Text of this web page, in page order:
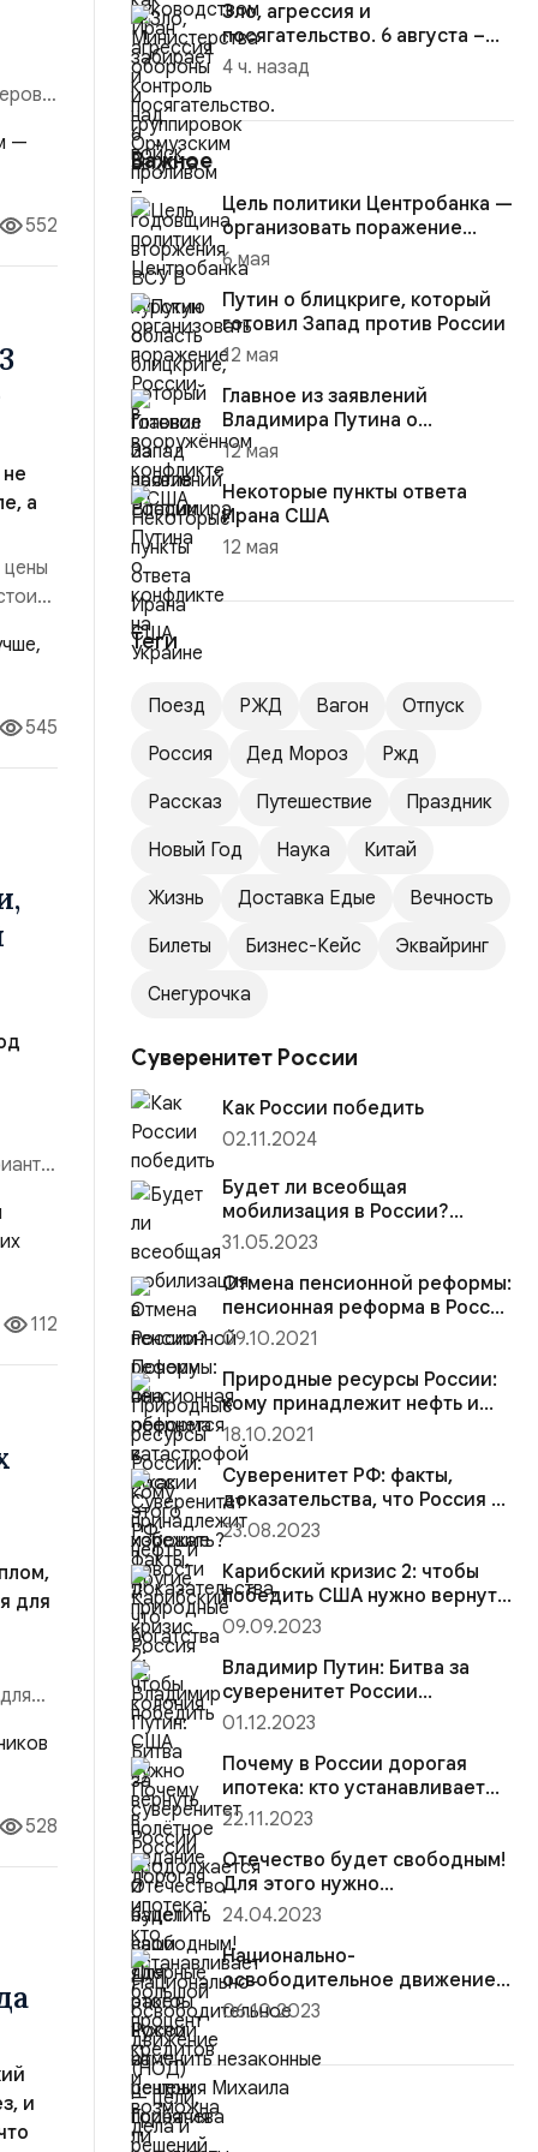
552
а
цены
545
112
для
528
и
Зло, агрессия и
посягательство. 6 августа –
годовщина вторжения ВСУ В
курску...
4 ч. назад
Важное
Цель политики Центробанка —
организовать поражение
России в вооружённом
конфликте с США
6 мая
Путин о блицкриге, который
готовил Запад против России
12 мая
Главное из заявлений
Владимира Путина о
конфликте на Украине
12 мая
Некоторые пункты ответа
Ирана США
12 мая
Теги
Поезд РЖД Вагон
Отпуск
Россия
Дед Мороз
Ржд
Рассказ
Путешествие
Праздник
Новый Год
Наука
Китай
Жизнь
Доставка Едые
Вечность
Билеты
Бизнес-Кейс
Эквайринг
Снегурочка
Суверенитет России
Как России победить
02.11.2024
Будет ли всеобщая
мобилизация в России?
Почему она обернется
избежать?
31.05.2023
Отмена пенсионной реформы:
пенсионная реформа в России
— хорошие новости
09.10.2021
Природные ресурсы России:
кому принадлежит нефть и
другие природные богатства
18.10.2021
Суверенитет РФ: факты,
доказательства, что Россия —
колония
23.08.2023
Карибский кризис 2: чтобы
победить США нужно вернуть
полётное задание и нацелить
на центры принятия решений
09.09.2023
Владимир Путин: Битва за
суверенитет России
продолжается
01.12.2023
Почему в России дорогая
ипотека: кто устанавливает
большой процент кредитов и
22.11.2023
Отечество будет свободным!
Для этого нужно
отменить незаконные
решения Михаила Горбачева
24.04.2023
Национально-
освободительное движение
(НОД) — цели, дела и
06.10.2023